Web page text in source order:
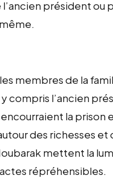
président ou
membres de la
compris l’ancien
la prison
des richesses et
mettent la
répréhensibles.